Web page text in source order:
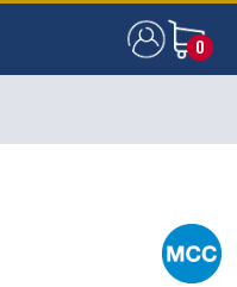
0
0